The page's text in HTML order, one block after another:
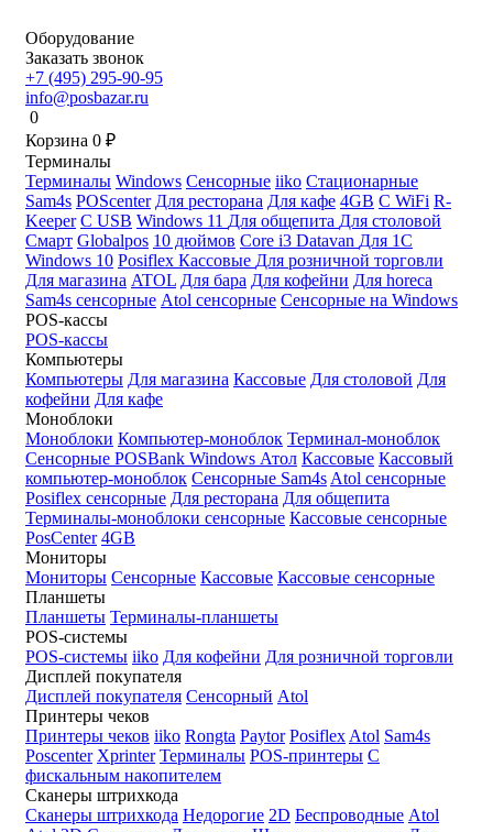
Оборудование
Заказать звонок
+7 (495) 295-90-95
info@posbazar.ru
0
Корзина 0 ₽
Терминалы
Терминалы Windows Сенсорные iiko Стационарные
Sam4s POScenter Для ресторана Для кафе 4GB С WiFi R-
Keeper С USB Windows 11 Для общепита Для столовой
Смарт Globalpos 10 дюймов Core i3 Datavan Для 1С
Windows 10 Posiflex Кассовые Для розничной торговли
Для магазина ATOL Для бара Для кофейни Для horeca
Sam4s сенсорные Atol сенсорные Сенсорные на Windows
POS-кассы
POS-кассы
Компьютеры
Компьютеры Для магазина Кассовые Для столовой Для
кофейни Для кафе
Моноблоки
Моноблоки Компьютер-моноблок Терминал-моноблок
Сенсорные POSBank Windows Атол Кассовые Кассовый
компьютер-моноблок Сенсорные Sam4s Atol сенсорные
Posiflex сенсорные Для ресторана Для общепита
Терминалы-моноблоки сенсорные Кассовые сенсорные
PosCenter 4GB
Мониторы
Мониторы Сенсорные Кассовые Кассовые сенсорные
Планшеты
Планшеты Терминалы-планшеты
POS-системы
POS-системы iiko Для кофейни Для розничной торговли
Дисплей покупателя
Дисплей покупателя Сенсорный Atol
Принтеры чеков
Принтеры чеков iiko Rongta Paytor Posiflex Atol Sam4s
Poscenter Xprinter Терминалы POS-принтеры С
фискальным накопителем
Сканеры штрихкода
Сканеры штрихкода Недорогие 2D Беспроводные Atol